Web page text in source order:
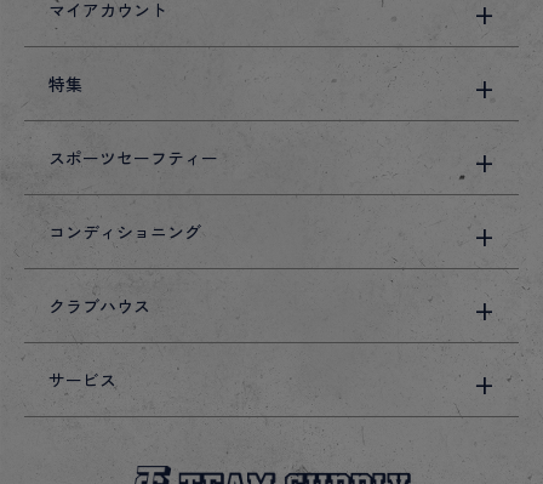
マイアカウント
特集
スポーツセーフティー
コンディショニング
クラブハウス
サービス